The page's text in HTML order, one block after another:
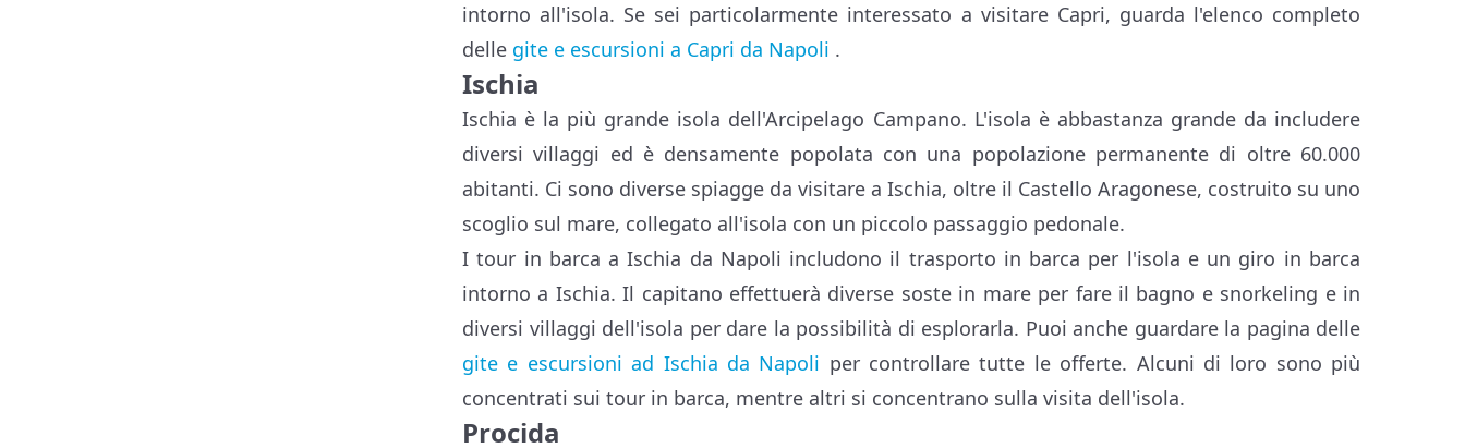
intorno all'isola. Se sei particolarmente interessato a visitare Capri, guarda l'elenco completo
delle gite e escursioni a Capri da Napoli .
Ischia
Ischia è la più grande isola dell'Arcipelago Campano. L'isola è abbastanza grande da includere
diversi villaggi ed è densamente popolata con una popolazione permanente di oltre 60.000
abitanti. Ci sono diverse spiagge da visitare a Ischia, oltre il Castello Aragonese, costruito su uno
scoglio sul mare, collegato all'isola con un piccolo passaggio pedonale.
I tour in barca a Ischia da Napoli includono il trasporto in barca per l'isola e un giro in barca
intorno a Ischia. Il capitano effettuerà diverse soste in mare per fare il bagno e snorkeling e in
diversi villaggi dell'isola per dare la possibilità di esplorarla. Puoi anche guardare la pagina delle
gite e escursioni ad Ischia da Napoli per controllare tutte le offerte. Alcuni di loro sono più
concentrati sui tour in barca, mentre altri si concentrano sulla visita dell'isola.
Procida